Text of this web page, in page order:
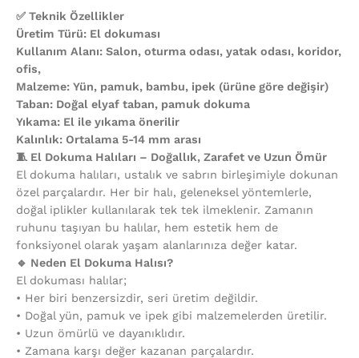
✅ Teknik Özellikler
Üretim Türü: El dokuması
Kullanım Alanı: Salon, oturma odası, yatak odası, koridor,
ofis,
Malzeme: Yün, pamuk, bambu, ipek (ürüne göre değişir)
Taban: Doğal elyaf taban, pamuk dokuma
Yıkama: El ile yıkama önerilir
Kalınlık: Ortalama 5-14 mm arası
🧵 El Dokuma Halıları – Doğallık, Zarafet ve Uzun Ömür
El dokuma halıları, ustalık ve sabrın birleşimiyle dokunan
özel parçalardır. Her bir halı, geleneksel yöntemlerle,
doğal iplikler kullanılarak tek tek ilmeklenir. Zamanın
ruhunu taşıyan bu halılar, hem estetik hem de
fonksiyonel olarak yaşam alanlarınıza değer katar.
🔹 Neden El Dokuma Halısı?
El dokuması halılar;
•⁠ ⁠Her biri benzersizdir, seri üretim değildir.
•⁠ ⁠Doğal yün, pamuk ve ipek gibi malzemelerden üretilir.
•⁠ ⁠Uzun ömürlü ve dayanıklıdır.
•⁠ ⁠Zamana karşı değer kazanan parçalardır.